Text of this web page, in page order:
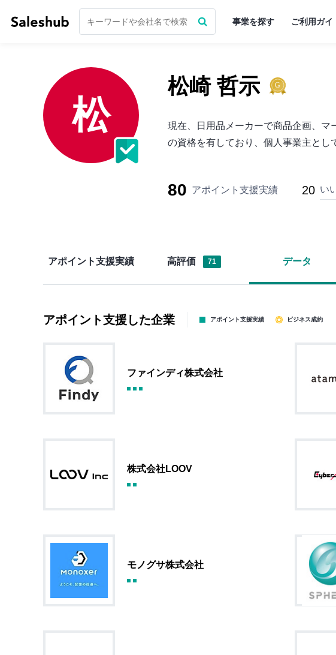
事業を探す ご利用ガイ
松
松崎 哲示
現在、日用品メーカーで商品企画、マ
の資格を有しており、個人事業主とし
80 アポイント支援実績 20 い
アポイント支援実績 高評価 71 データ
アポイント支援した企業 アポイント支援実績 ビジネス成約
ファインディ株式会社
株式会社LOOV
モノグサ株式会社